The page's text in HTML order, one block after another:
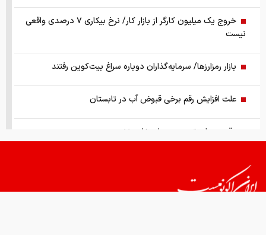
خروج یک میلیون کارگر از بازار کار/ نرخ بیکاری ۷ درصدی واقعی
نیست
بازار رمزارز‌ها/ سرمایه‌گذاران دوباره سراغ بیت‌کوین رفتند
علت افزایش رقم برخی قبوض آب در تابستان
وقتی ستاره تیم درست استفاده نشد